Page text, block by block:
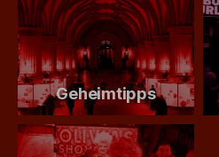
Geheimtipps